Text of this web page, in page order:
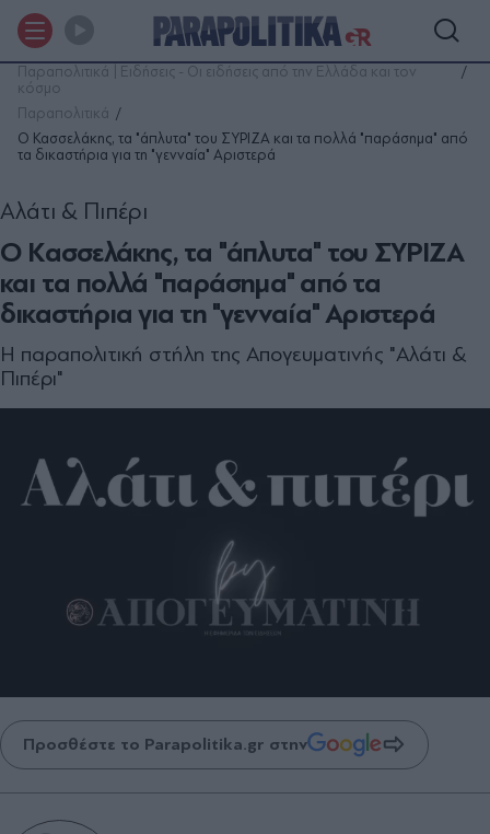
Παραπολιτικά | Ειδήσεις - Οι ειδήσεις από την Ελλάδα και τον
κόσμο
Παραπολιτικά
Ο Κασσελάκης, τα "άπλυτα" του ΣΥΡΙΖΑ και τα πολλά "παράσημα" από
τα δικαστήρια για τη "γενναία" Αριστερά
Ο Κασσελάκης, τα "άπλυτα" του ΣΥΡΙΖΑ
και τα πολλά "παράσημα" από τα
δικαστήρια για τη "γενναία" Αριστερά
Αλάτι & Πιπέρι
Η παραπολιτική στήλη της Απογευματινής "Αλάτι &
Πιπέρι"
Προσθέστε το Parapolitika.gr στην